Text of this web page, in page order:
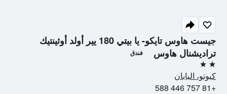
جيست هاوس تايكو- يا بيتي 180 يير أولد أوثينتيك
تراديشنال هاوس
فندق
2 نجمتين
كيوتو، اليابان
+81 757 446 588